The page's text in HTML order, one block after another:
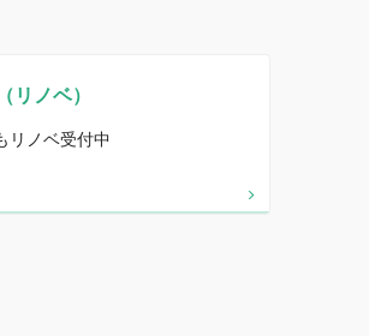
リノベ）
リノベ受付中